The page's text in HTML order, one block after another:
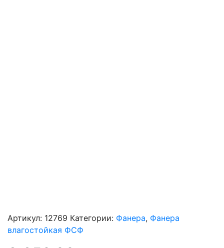
Артикул: 12769 Категории: Фанера, Фанера
влагостойкая ФСФ